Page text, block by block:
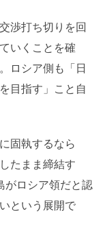
渉打ち切りを回
いくことを確
ロシア側も「日
目指す」こと自
固執するなら
たまま締結す
がロシア領だと認
という展開で